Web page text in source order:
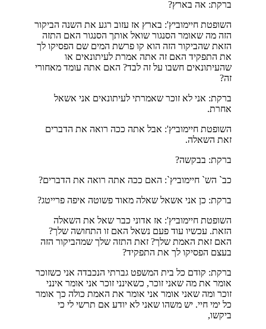
ברקת: אה בארץ?
השופטת חיימוביץ': בארץ אז עזוב רגע את השנה הביקור
הזה מה שאומר הסנגור שואל אותך הסנגור האם התזה
הזאת שהביקור הזה הוא קו פרשת המים שם הפסיקו לך
את התפקיד האם זה אתה אמרת לעיתונאים או
שהעיתונאים חשבו על זה לבד? האם אתה עומד מאחורי
זה?
ברקת: אני לא זוכר שאמרתי לעיתונאים אני אשאל
אחרת.
השופטת חיימוביץ': אבל אתה ככה רואה את הדברים
זאת השאלה.
ברקת: בבקשה?
כב` הש` חיימוביץ`: האם ככה אתה רואה את הדברים?
ברקת: כן אני אשאל שאלה מאוד פשוטה איפה פרייטג?
השופטת חיימוביץ': אז אדוני כבר שאל את השאלה
הזאת. עכשיו עוד פעם נשאל האם זו התחושה שלך?
האם זאת האמת שלך? זאת התזה שלך שמהביקור הזה
בעצם הפסיקו לך את התפקיד?
ברקת: קודם כל בית המשפט גברתי הנכבדה אני כשזוכר
אומר את מה שאני זוכר, כשאינני זוכר אני אומר אינני
זוכר ומה שאני אומר אני אומר את האמת כולה כך אומר
כל ימי חיי. יש משהו שאני לא יודע אם תרשי לי כי
ביקשו,